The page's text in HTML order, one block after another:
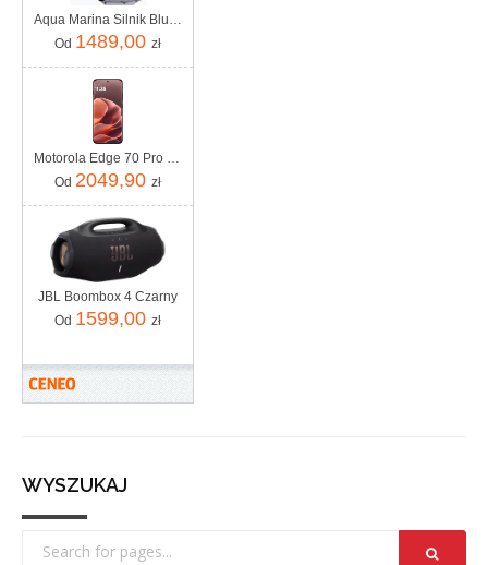
Aqua Marina Silnik Bluedrive S Power Fin
Od 1489,00 zł
Motorola Edge 70 Pro 8/256GB Bordowy
Od 2049,90 zł
JBL Boombox 4 Czarny
Od 1599,00 zł
WYSZUKAJ